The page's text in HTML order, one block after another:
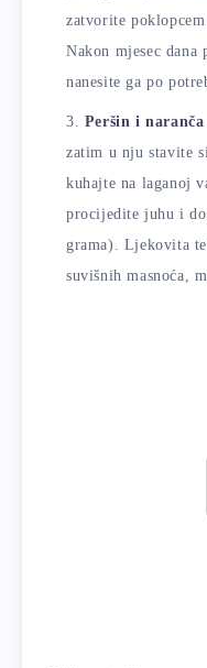
zatvorite
Nakon mjesec
nanesite ga po
Peršin i naranča
zatim u nju stavite
kuhajte na laganoj
procijedite juhu i
grama). Ljekovita
suvišnih masnoća,